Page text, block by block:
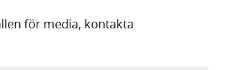
för media, kontakta